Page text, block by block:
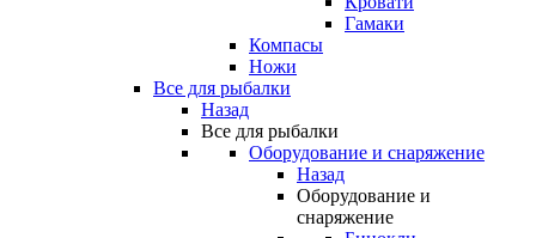
Гамаки
Компасы
Ножи
Все для рыбалки
Назад
Все для рыбалки
Оборудование и снаряжение
Назад
Оборудование и
снаряжение